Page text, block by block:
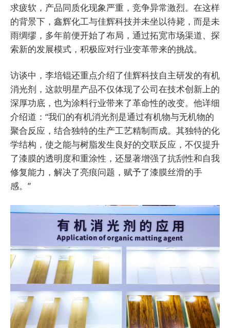
求疲软，产品同质化现象严重，竞争异常激烈。在这样
的背景下，鑫辉化工与佳辉科技并未坐以待毙，而是未
雨绸缪，多年前便开始了布局，通过拓宽市场渠道、探
索新的发展模式，积极应对行业变革带来的挑战。
访谈中，李培锟还重点介绍了佳辉科技自主研发的有机
消光剂，这款明星产品不仅体现了公司在技术创新上的
深厚功底，也为涂料行业带来了革命性的改变。他详细
介绍道：“我们的有机消光剂是通过有机物与无机物的
聚合反应，结合独特的生产工艺精制而成。其独特的化
学结构，使之能与树脂发生良好的交联反应，不仅提升
了漆膜的透明度和重涂性，还显著增强了抗刮性和自我
修复能力，解决了亮痕问题，赋予了漆膜丝滑的手
感。”